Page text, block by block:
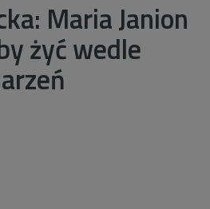
Maria Janion
żyć wedle